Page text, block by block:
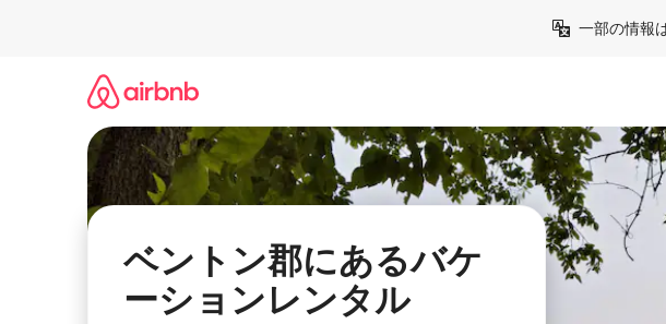
一部の情報
ベントン郡にあるバケ
ーションレンタル